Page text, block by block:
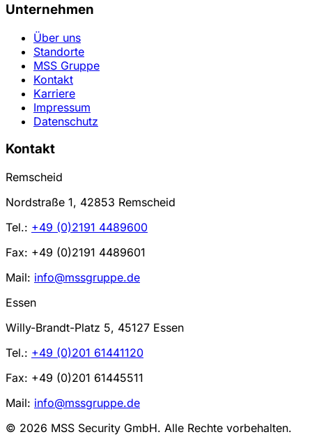
Unternehmen
Über uns
Standorte
MSS Gruppe
Kontakt
Karriere
Impressum
Datenschutz
Kontakt
Remscheid
Nordstraße 1, 42853 Remscheid
Tel.: +49 (0)2191 4489600
Fax: +49 (0)2191 4489601
Mail: info@mssgruppe.de
Essen
Willy-Brandt-Platz 5, 45127 Essen
Tel.: +49 (0)201 61441120
Fax: +49 (0)201 61445511
Mail: info@mssgruppe.de
© 2026 MSS Security GmbH. Alle Rechte vorbehalten.